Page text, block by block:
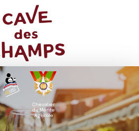
Chevalier
du Mérite
Agricole